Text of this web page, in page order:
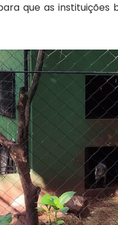
que as